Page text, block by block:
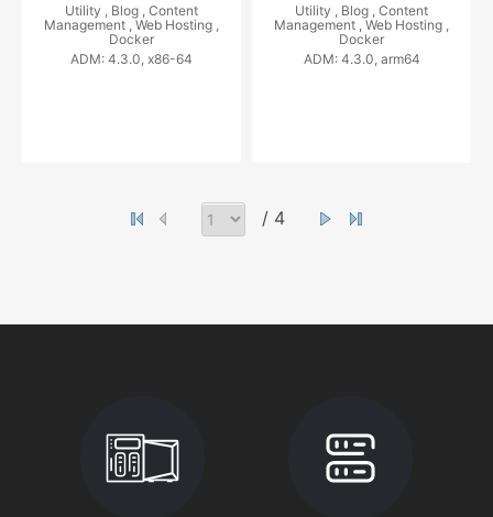
Utility , Blog , Content
Management ,Web Hosting ,
Docker
ADM: 4.3.0, x86-64
Utility , Blog , Content
Management ,Web Hosting ,
Docker
ADM: 4.3.0, arm64
/ 4